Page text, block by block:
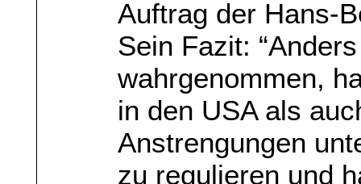
Auftrag der Hans-
Sein Fazit:
wahrgenommen,
in den USA als
Anstrengungen
zu regulieren und